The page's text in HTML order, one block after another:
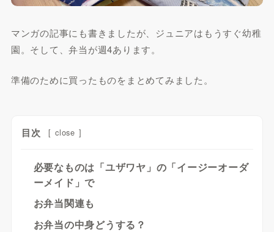
マンガの記事にも書きましたが、ジュニアはもうすぐ幼稚
園。そして、弁当が週4あります。
準備のために買ったものをまとめてみました。
目次 [ close ]
必要なものは「ユザワヤ」の「イージーオーダ
ーメイド」で
お弁当関連も
お弁当の中身どうする？